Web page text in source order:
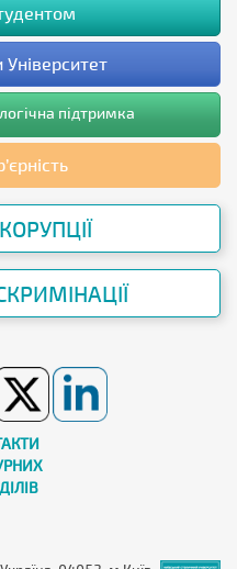
підтримка